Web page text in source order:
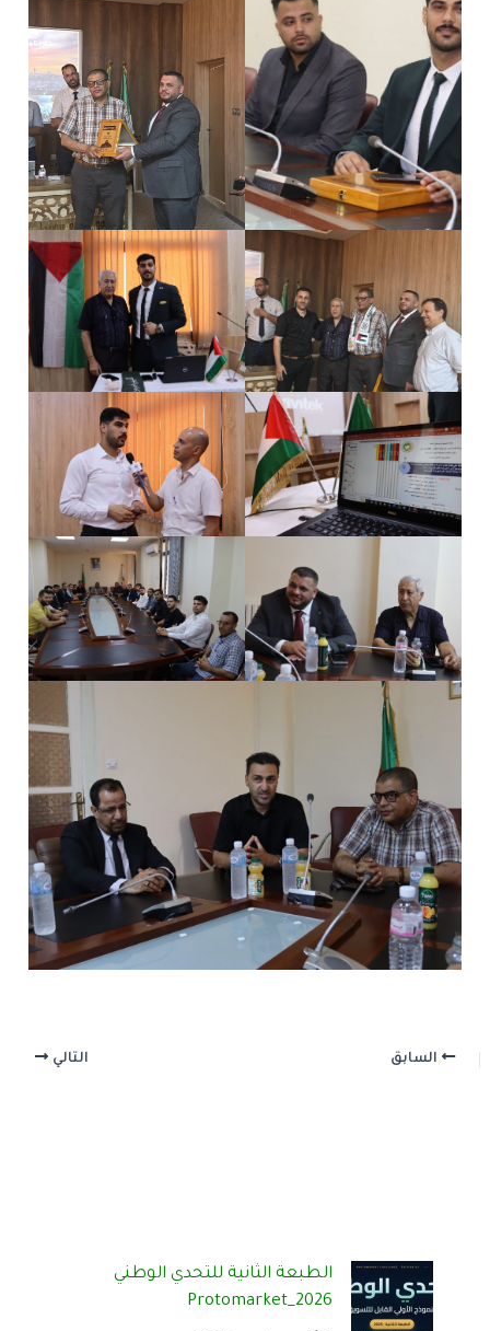
الطبعة الثانية للتحدي الوطني
Protomarket_2026
السابق التالي